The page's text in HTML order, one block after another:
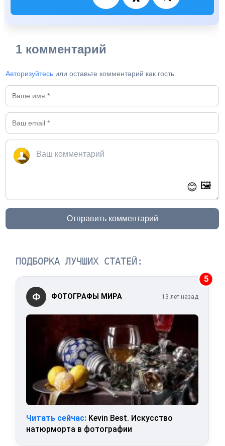
1 комментарий
Авторизуйтесь или оставьте комментарий как гость
😊 🖼️
Отправить комментарий
ПОДБОРКА ЛУЧШИХ СТАТЕЙ:
5
Ф ФОТОГРАФЫ МИРА 13 лет назад
Читать сейчас: Kevin Best. Искусство
натюрморта в фотографии